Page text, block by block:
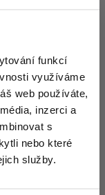
funkcí
využíváme
web používáte,
inzerci a
s
nebo které
služby.
vakcín
uživatelské
telefonicky
riziky, jimž se
vstoupí-li na